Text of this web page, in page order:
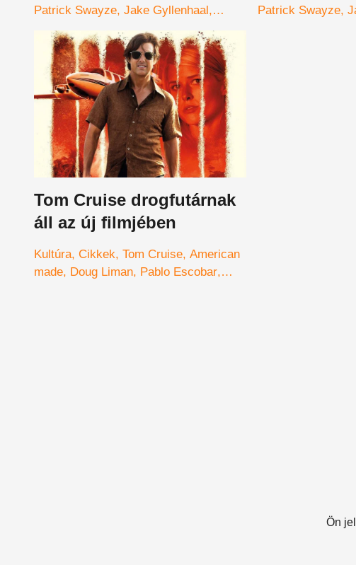
Patrick Swayze Jake Gyllenhaal
Amazon
Patrick Swayze
Tom Cruise drogfutárnak
áll az új filmjében
Kultúra Cikkek Tom Cruise American
made Doug Liman Pablo Escobar
Ön